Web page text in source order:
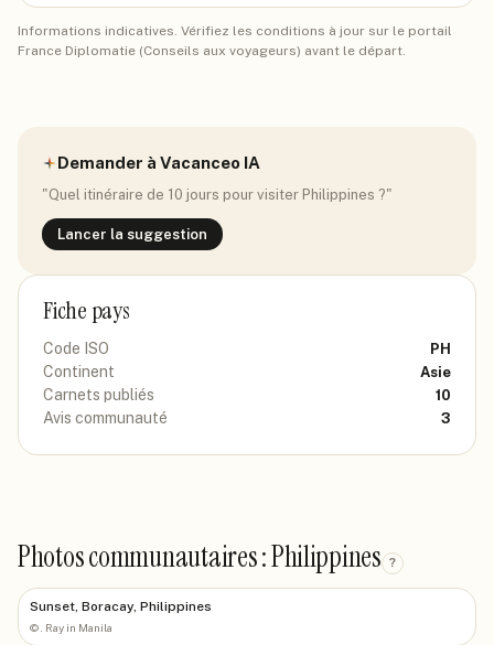
Informations indicatives. Vérifiez les conditions à jour sur le portail
France Diplomatie (Conseils aux voyageurs) avant le départ.
Demander à Vacanceo IA
"Quel itinéraire de 10 jours pour visiter Philippines ?"
Lancer la suggestion
Fiche pays
Code ISO PH
Continent Asie
Carnets publiés 10
Avis communauté 3
Photos communautaires : Philippines ?
Sunset, Boracay, Philippines
© . Ray in Manila